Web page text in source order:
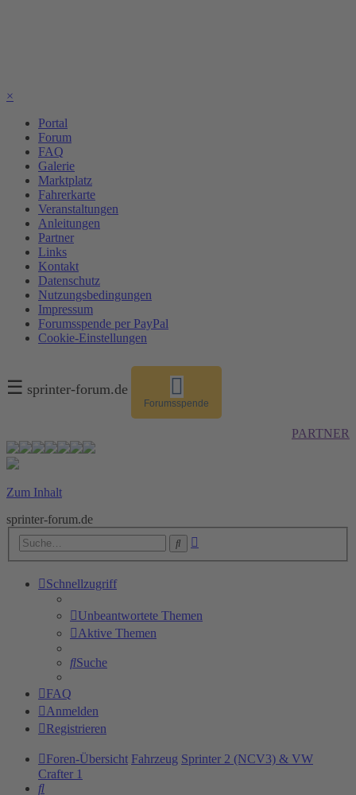
×
Portal
Forum
FAQ
Galerie
Marktplatz
Fahrerkarte
Veranstaltungen
Anleitungen
Partner
Links
Kontakt
Datenschutz
Nutzungsbedingungen
Impressum
Forumsspende per PayPal
Cookie-Einstellungen
☰ sprinter-forum.de
Forumsspende
PARTNER
Zum Inhalt
sprinter-forum.de
Suche
Schnellzugriff
Unbeantwortete Themen
Aktive Themen
Suche
FAQ
Anmelden
Registrieren
Foren-Übersicht Fahrzeug Sprinter 2 (NCV3) & VW
Crafter 1
Suche